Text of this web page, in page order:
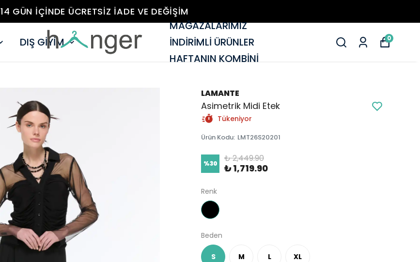
14 GÜN İÇİNDE ÜCRETSİZ İADE VE DEĞİŞİM
DIŞ GİYİM
MAĞAZALARIMIZ
İNDİRİMLİ ÜRÜNLER
HAFTANIN KOMBİNİ
0
LAMANTE
Asimetrik Midi Etek
Tükeniyor
Ürün Kodu: LMT26S20201
%30 ₺ 2,449.90
₺ 1,719.90
Renk
Beden
S M L XL